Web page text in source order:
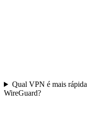
Qual VPN é mais
WireGuard?